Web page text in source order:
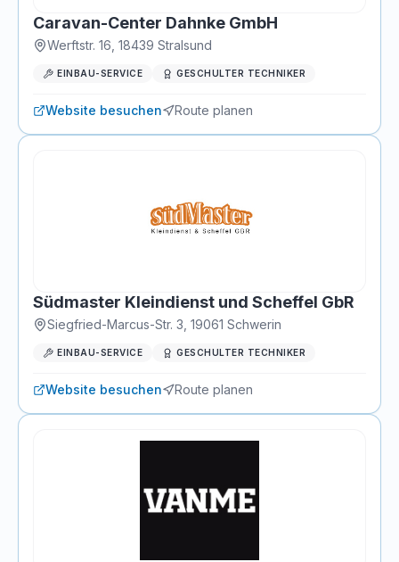
Caravan-Center Dahnke GmbH
Werftstr. 16 18439 Stralsund
EINBAU-SERVICE GESCHULTER TECHNIKER
Website besuchen Route planen
Südmaster Kleindienst und Scheffel GbR
Siegfried-Marcus-Str. 3 19061 Schwerin
EINBAU-SERVICE GESCHULTER TECHNIKER
Website besuchen Route planen